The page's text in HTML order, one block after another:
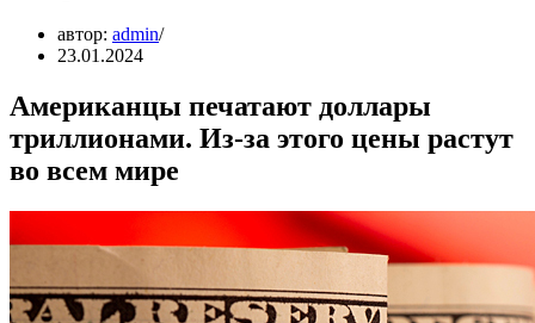
автор: admin
23.01.2024
Американцы печатают доллары
триллионами. Из-за этого цены растут
во всем мире